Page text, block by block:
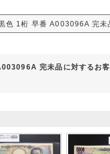
1桁 早番 A003096A 完未
完未品に対するお